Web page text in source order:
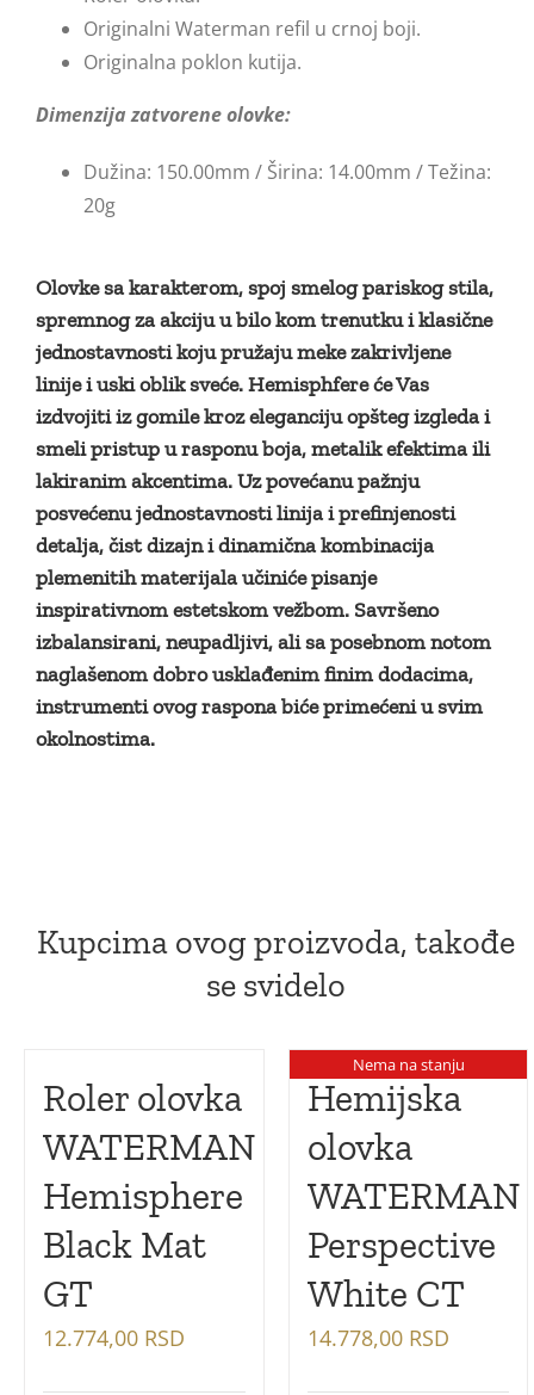
Originalni Waterman refil u crnoj boji.
Originalna poklon kutija.
Dimenzija zatvorene olovke:
Dužina: 150.00mm / Širina: 14.00mm / Težina:
20g
Olovke sa karakterom, spoj smelog pariskog stila,
spremnog za akciju u bilo kom trenutku i klasične
jednostavnosti koju pružaju meke zakrivljene
linije i uski oblik sveće. Hemisphfere će Vas
izdvojiti iz gomile kroz eleganciju opšteg izgleda i
smeli pristup u rasponu boja, metalik efektima ili
lakiranim akcentima. Uz povećanu pažnju
posvećenu jednostavnosti linija i prefinjenosti
detalja, čist dizajn i dinamična kombinacija
plemenitih materijala učiniće pisanje
inspirativnom estetskom vežbom. Savršeno
izbalansirani, neupadljivi, ali sa posebnom notom
naglašenom dobro usklađenim finim dodacima,
instrumenti ovog raspona biće primećeni u svim
okolnostima.
Kupcima ovog proizvoda, takođe
se svidelo
Roler olovka
WATERMAN
Hemisphere
Black Mat
GT
12.774,00 RSD
Nema na stanju
Hemijska
olovka
WATERMAN
Perspective
White CT
14.778,00 RSD